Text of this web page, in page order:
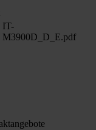
IT-
M3900D_D_E.pdf